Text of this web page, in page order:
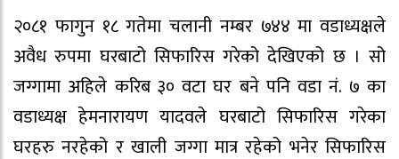
२०८१ फागुन १८ गतेमा चलानी नम्बर ७४४ मा वडाध्यक्षले
अवैध रुपमा घरबाटो सिफारिस गरेको देखिएको छ । सो
जग्गामा अहिले करिब ३० वटा घर बने पनि वडा नं. ७ का
वडाध्यक्ष हेमनारायण यादवले घरबाटो सिफारिस गरेका
घरहरु नरहेको र खाली जग्गा मात्र रहेको भनेर सिफारिस